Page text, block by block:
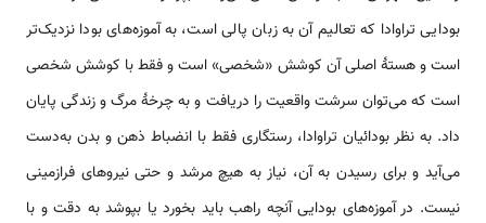
بودایی تراوادا که تعالیم آن به زبان پالی است، به آموزه‌های بودا نزدیک‌تر
است و هستۀ اصلی آن کوشش «شخصی» است و فقط با کوشش شخصی
است که می‌توان سرشت واقعیت را دریافت و به چرخۀ مرگ و زندگی پایان
داد. به نظر بودائیان تراوادا، رستگاری فقط با انضباط ذهن و بدن به‌دست
می‌آید و برای رسیدن به آن، نیاز به هیچ مرشد و حتی نیروهای فرازمینی
نیست. در آموزه‌های بودایی آنچه راهب باید بخورد یا بپوشد به دقت و با